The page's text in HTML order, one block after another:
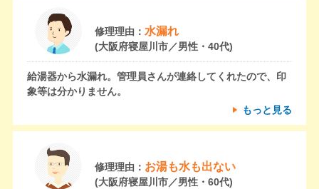
修理理由： 水漏れ
(大阪府寝屋川市／男性・40代)
給湯器から水漏れ。管理員さんが連絡してくれたので、印
象等は分かりません。
もっと見る
修理理由： お湯も水も出ない
(大阪府寝屋川市／男性・60代)